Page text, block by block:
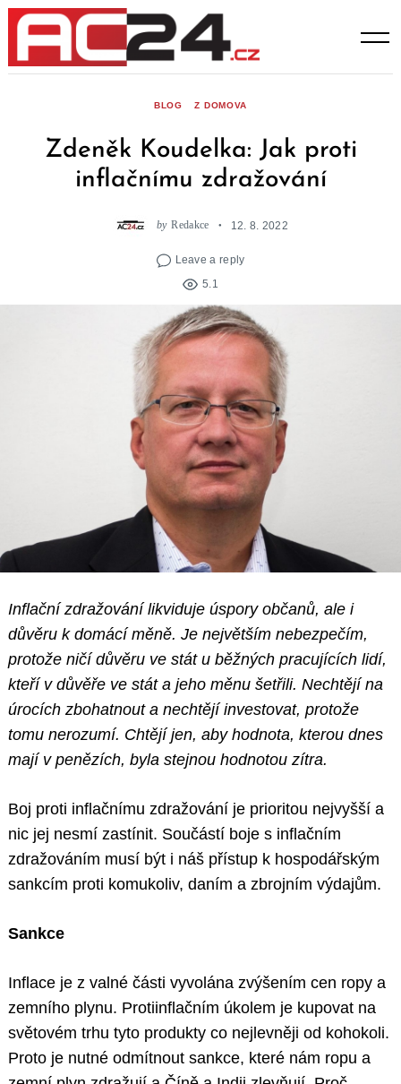
Skip
content
BLOG Z DOMOVA
Zdeněk Koudelka: Jak proti
inflačnímu zdražování
by Redakce 12. 8. 2022
Leave a reply
5.1
Inflační zdražování likviduje úspory občanů, ale i
důvěru k domácí měně. Je největším nebezpečím,
protože ničí důvěru ve stát u běžných pracujících lidí,
kteří v důvěře ve stát a jeho měnu šetřili. Nechtějí na
úrocích zbohatnout a nechtějí investovat, protože
tomu nerozumí. Chtějí jen, aby hodnota, kterou dnes
mají v penězích, byla stejnou hodnotou zítra.
Boj proti inflačnímu zdražování je prioritou nejvyšší a
nic jej nesmí zastínit. Součástí boje s inflačním
zdražováním musí být i náš přístup k hospodářským
sankcím proti komukoliv, daním a zbrojním výdajům.
Sankce
Inflace je z valné části vyvolána zvýšením cen ropy a
zemního plynu. Protiinflačním úkolem je kupovat na
světovém trhu tyto produkty co nejlevněji od kohokoli.
Proto je nutné odmítnout sankce, které nám ropu a